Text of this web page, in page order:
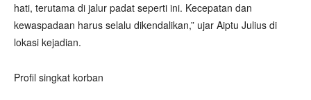
hati, terutama di jalur padat seperti ini. Kecepatan dan
kewaspadaan harus selalu dikendalikan,” ujar Aiptu Julius di
lokasi kejadian.
Profil singkat korban